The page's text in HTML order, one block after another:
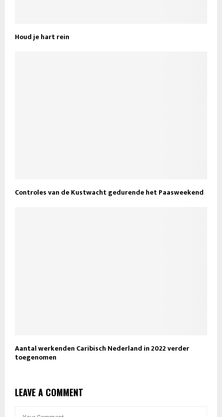
Houd je hart rein
Controles van de Kustwacht gedurende het Paasweekend
Aantal werkenden Caribisch Nederland in 2022 verder
toegenomen
LEAVE A COMMENT